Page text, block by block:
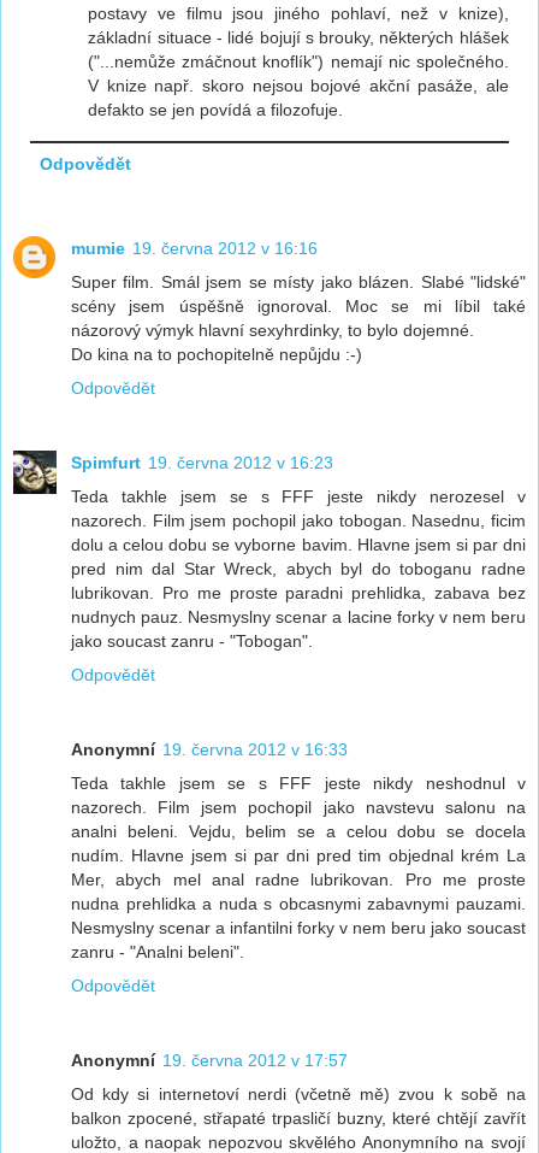
postavy ve filmu jsou jiného pohlaví, než v knize),
základní situace - lidé bojují s brouky, některých hlášek
("...nemůže zmáčnout knoflík") nemají nic společného.
V knize např. skoro nejsou bojové akční pasáže, ale
defakto se jen povídá a filozofuje.
Odpovědět
mumie 19. června 2012 v 16:16
Super film. Smál jsem se místy jako blázen. Slabé "lidské"
scény jsem úspěšně ignoroval. Moc se mi líbil také
názorový výmyk hlavní sexyhrdinky, to bylo dojemné.
Do kina na to pochopitelně nepůjdu :-)
Odpovědět
Spimfurt 19. června 2012 v 16:23
Teda takhle jsem se s FFF jeste nikdy nerozesel v
nazorech. Film jsem pochopil jako tobogan. Nasednu, ficim
dolu a celou dobu se vyborne bavim. Hlavne jsem si par dni
pred nim dal Star Wreck, abych byl do toboganu radne
lubrikovan. Pro me proste paradni prehlidka, zabava bez
nudnych pauz. Nesmyslny scenar a lacine forky v nem beru
jako soucast zanru - "Tobogan".
Odpovědět
Anonymní 19. června 2012 v 16:33
Teda takhle jsem se s FFF jeste nikdy neshodnul v
nazorech. Film jsem pochopil jako navstevu salonu na
analni beleni. Vejdu, belim se a celou dobu se docela
nudím. Hlavne jsem si par dni pred tim objednal krém La
Mer, abych mel anal radne lubrikovan. Pro me proste
nudna prehlidka a nuda s obcasnymi zabavnymi pauzami.
Nesmyslny scenar a infantilni forky v nem beru jako soucast
zanru - "Analni beleni".
Odpovědět
Anonymní 19. června 2012 v 17:57
Od kdy si internetoví nerdi (včetně mě) zvou k sobě na
balkon zpocené, střapaté trpasličí buzny, které chtějí zavřít
uložto, a naopak nepozvou skvělého Anonymního na svojí